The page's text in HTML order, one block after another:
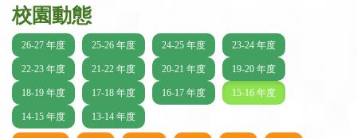
校園動態
26-27 年度 25-26 年度 24-25 年度 23-24 年度
22-23 年度 21-22 年度 20-21 年度 19-20 年度
18-19 年度 17-18 年度 16-17 年度 15-16 年度
14-15 年度 13-14 年度